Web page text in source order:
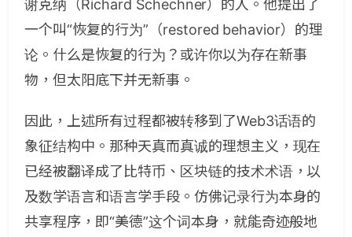
谢克纳（Richard Schechner）的人。他提出了
一个叫“恢复的行为”（restored behavior）的理
论。什么是恢复的行为？或许你以为存在新事
物，但太阳底下并无新事。
因此，上述所有过程都被转移到了Web3话语的
象征结构中。那种天真而真诚的理想主义，现在
已经被翻译成了比特币、区块链的技术术语，以
及数学语言和语言学手段。仿佛记录行为本身的
共享程序，即“美德”这个词本身，就能奇迹般地